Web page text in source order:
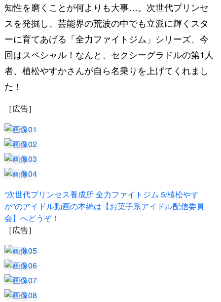
知性を磨くことが何よりも大事…。次世代プリンセ
スを発掘し、芸能界の荒波の中でも立派に輝くスタ
ーに育てあげる「全力ファイトジム」シリーズ、今
回はスペシャル！なんと、セクシーグラドルの第1人
者、植松やすかさんが自ら名乗りを上げてくれまし
た！
［広告］
“次世代プリンセス養成所 全力ファイトジム 5/植松やす
か”のアイドル動画の本編は【お菓子系アイドル配信委員
会】へどうぞ！
［広告］